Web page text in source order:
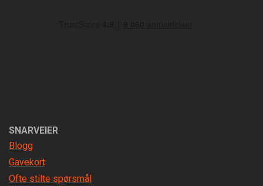
SNARVEIER
Blogg
Gavekort
Ofte stilte spørsmål